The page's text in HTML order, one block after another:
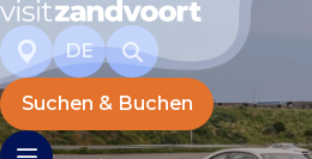
DE
Suchen & Buchen